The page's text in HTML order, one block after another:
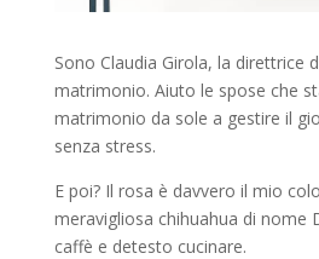
Sono Claudia Girola, la direttrice
matrimonio. Aiuto le spose che
matrimonio da sole a gestire il
senza stress.
E poi? Il rosa è davvero il mio
meravigliosa chihuahua di nome
caffè e detesto cucinare.